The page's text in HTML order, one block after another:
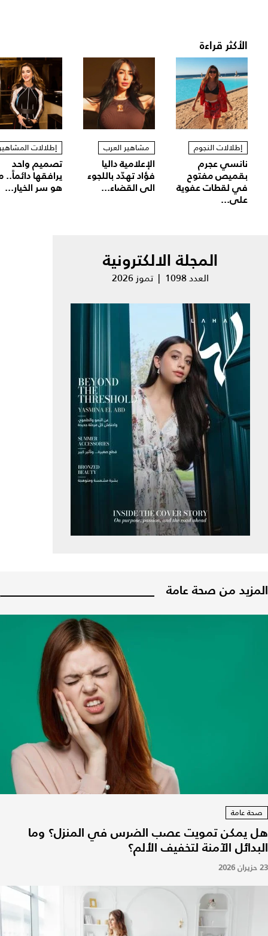
الأكثر قراءة
إطلالات النجوم
نانسي عجرم
بقميص مفتوح
في لقطات عفوية
على...
مشاهير العرب
الإعلامية داليا
فؤاد تهدّد باللجوء
الى القضاء...
إطلالات
تصميم واحد
يرافقها دائماً..
هو سر الخيار...
المجلة الالكترونية
العدد 1098 | تموز 2026
المزيد من صحة عامة
صحة عامة
هل يمكن تمويت عصب الضرس في المنزل؟ وما
البدائل الآمنة لتخفيف الألم؟
23 حزيران 2026